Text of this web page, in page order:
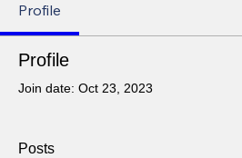
Profile
Profile
Join date: Oct 23, 2023
Posts